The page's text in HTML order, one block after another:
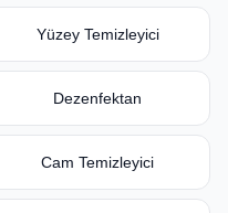
Yüzey Temizleyici
Dezenfektan
Cam Temizleyici